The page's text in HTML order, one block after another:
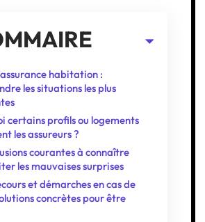
habitation :
les situations les plus
certains profils ou logements
les assureurs ?
courantes à connaître
les mauvaises surprises
et démarches en cas de
concrètes pour être